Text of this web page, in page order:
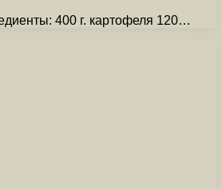
400 г. картофеля 120…